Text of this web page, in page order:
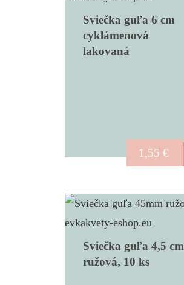
Sviečka guľa 6 cm
cyklámenová
lakovaná
1,55 €
Sviečka guľa 4,5 cm
ružová, 10 ks